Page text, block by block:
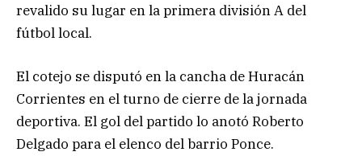
revalido su lugar en la primera división A del
fútbol local.
El cotejo se disputó en la cancha de Huracán
Corrientes en el turno de cierre de la jornada
deportiva. El gol del partido lo anotó Roberto
Delgado para el elenco del barrio Ponce.